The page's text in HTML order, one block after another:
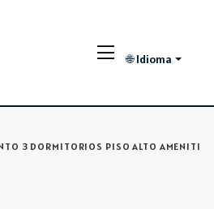
🌐 Idioma
3 DORMITORIOS PISO ALTO